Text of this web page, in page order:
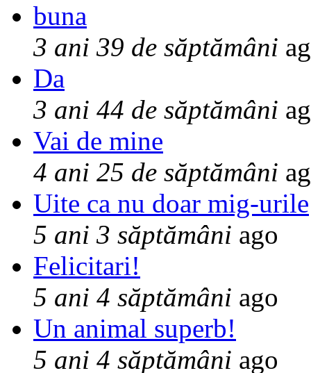
buna
3 ani 39 de săptămâni
Da
3 ani 44 de săptămâni
Vai de mine
4 ani 25 de săptămâni
Uite ca nu doar mig-urile
5 ani 3 săptămâni ago
Felicitari!
5 ani 4 săptămâni ago
Un animal superb!
5 ani 4 săptămâni ago